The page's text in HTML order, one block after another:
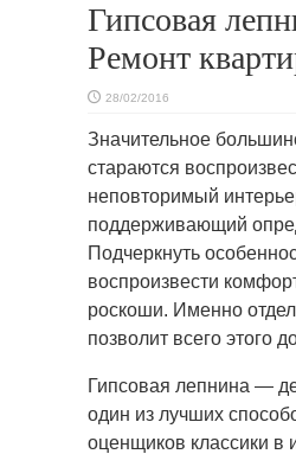
Гипсовая
Ремонт
28/02/2016
Значительное
стараются
неповторимый
поддерживающий
Подчеркнуть
воспроизвести
роскоши. Именно
позволит всего этого
Гипсовая лепнина —
один из лучших
оценщиков классики в